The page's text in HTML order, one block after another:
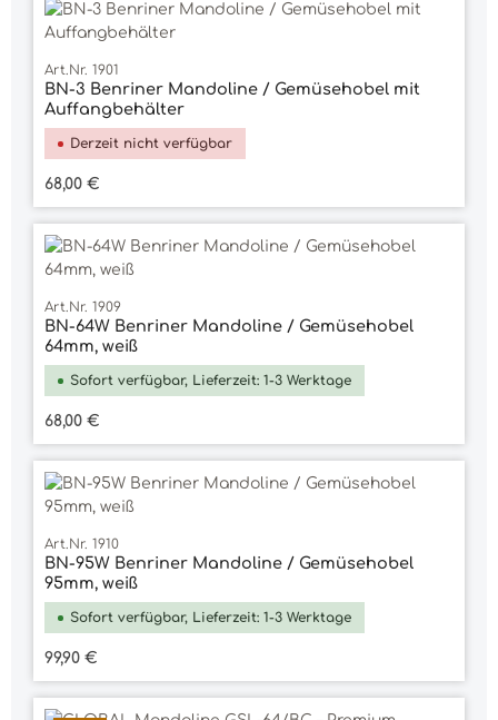
Art.Nr. 1901
BN-3 Benriner Mandoline / Gemüsehobel mit
Auffangbehälter
Derzeit nicht verfügbar
Regulärer Preis:
68,00 €
Art.Nr. 1909
BN-64W Benriner Mandoline / Gemüsehobel
64mm, weiß
Sofort verfügbar, Lieferzeit: 1-3 Werktage
Regulärer Preis:
68,00 €
Art.Nr. 1910
BN-95W Benriner Mandoline / Gemüsehobel
95mm, weiß
Sofort verfügbar, Lieferzeit: 1-3 Werktage
Regulärer Preis:
99,90 €